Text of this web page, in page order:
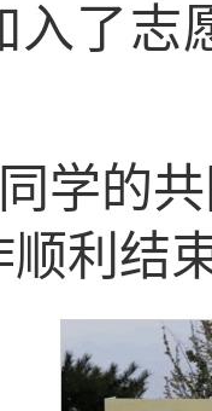
入了志
学的
顺利结